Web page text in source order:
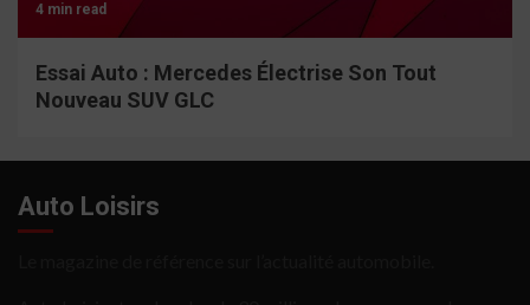
4 min read
Essai Auto : Mercedes Électrise Son Tout
Nouveau SUV GLC
Auto Loisirs